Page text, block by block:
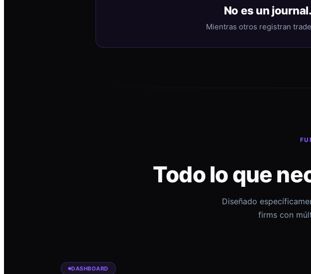
No es un
Mientras otros registran
Todo lo que
Diseñado
firms con
DASHBOARD